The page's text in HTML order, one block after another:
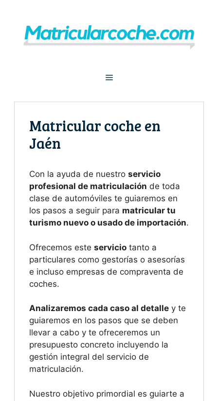
contenido
Menú
Matricular coche en
Jaén
Con la ayuda de nuestro servicio
profesional de matriculación de toda
clase de automóviles te guiaremos en
los pasos a seguir para matricular tu
turismo nuevo o usado de importación.
Ofrecemos este servicio tanto a
particulares como gestorías o asesorías
e incluso empresas de compraventa de
coches.
Analizaremos cada caso al detalle y te
guiaremos en los pasos que se deben
llevar a cabo y te ofreceremos un
presupuesto concreto incluyendo la
gestión integral del servicio de
matriculación.
Nuestro objetivo primordial es guiarte a